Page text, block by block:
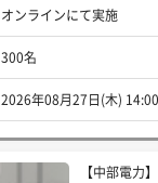
オンラインにて実施
300名
2026年08月27日(木) 14:00
【中部電力